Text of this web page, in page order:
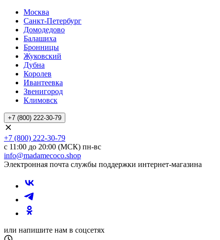
Москва
Санкт-Петербург
Домодедово
Балашиха
Бронницы
Жуковский
Дубна
Королев
Ивантеевка
Звенигород
Климовск
+7 (800) 222-30-79
+7 (800) 222-30-79
с 11:00 до 20:00 (МСК) пн-вс
info@madamecoco.shop
Электронная почта службы поддержки интернет-магазина
или напишите нам в соцсетях